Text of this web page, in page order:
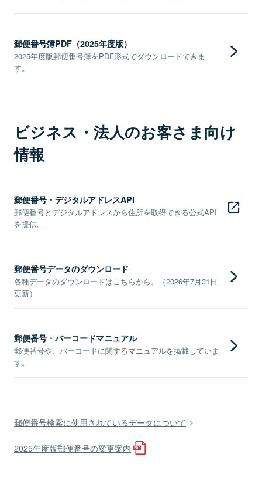
郵便番号簿PDF（2025年度版）
2025年度版郵便番号簿をPDF形式でダウンロードできま
す。
ビジネス・法人のお客さま向け
情報
郵便番号・デジタルアドレスAPI
郵便番号とデジタルアドレスから住所を取得できる公式API
を提供。
郵便番号データのダウンロード
各種データのダウンロードはこちらから。（2026年7月31日
更新）
郵便番号・バーコードマニュアル
郵便番号や、バーコードに関するマニュアルを掲載していま
す。
郵便番号検索に使用されているデータについて
2025年度版郵便番号の変更案内